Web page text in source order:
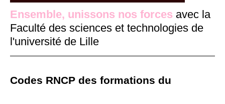
Ensemble, unissons nos forces avec la
Faculté des sciences et technologies de
l'université de Lille
Codes RNCP des formations du